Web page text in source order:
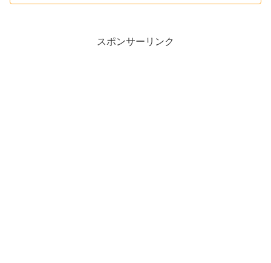
スポンサーリンク